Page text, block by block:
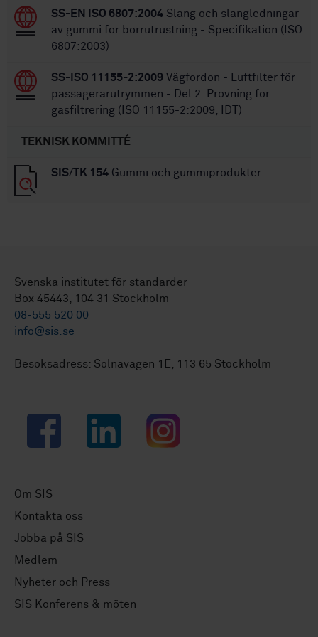
SS-EN ISO 6807:2004 Slang och slangledningar
av gummi för borrutrustning - Specifikation (ISO
6807:2003)
SS-ISO 11155-2:2009 Vägfordon - Luftfilter för
passagerarutrymmen - Del 2: Provning för
gasfiltrering (ISO 11155-2:2009, IDT)
TEKNISK KOMMITTÉ
SIS/TK 154 Gummi och gummiprodukter
Svenska institutet för standarder
Box 45443, 104 31 Stockholm
08-555 520 00
info@sis.se
Besöksadress: Solnavägen 1E, 113 65 Stockholm
Facebook LinkedIn Instagram
Om SIS
Kontakta oss
Jobba på SIS
Medlem
Nyheter och Press
SIS Konferens & möten